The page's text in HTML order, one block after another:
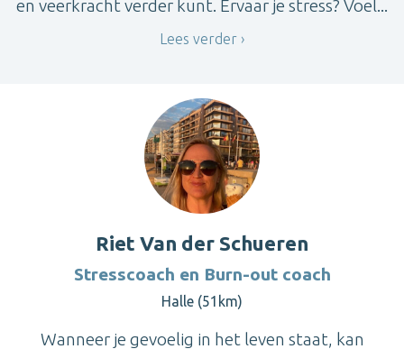
en veerkracht verder kunt. Ervaar je stress? Voel...
Lees verder
Riet Van der Schueren
Stresscoach en Burn-out coach
Halle (51km)
Wanneer je gevoelig in het leven staat, kan